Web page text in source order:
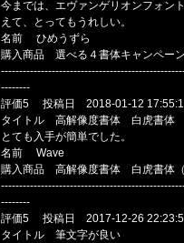
今までは、エヴァンゲリオンフォン
えて、とってもうれしい。
名前 ひめうずら
購入商品 選べる４書体キャンペー
--------
評価5 投稿日 2018-01-12
タイトル 高解像度書体 白虎書体
とても入手が簡単でした。
名前 Wave
購入商品 高解像度書体 白虎書体
--------
評価5 投稿日 2017-12-26
タイトル 筆文字が良い